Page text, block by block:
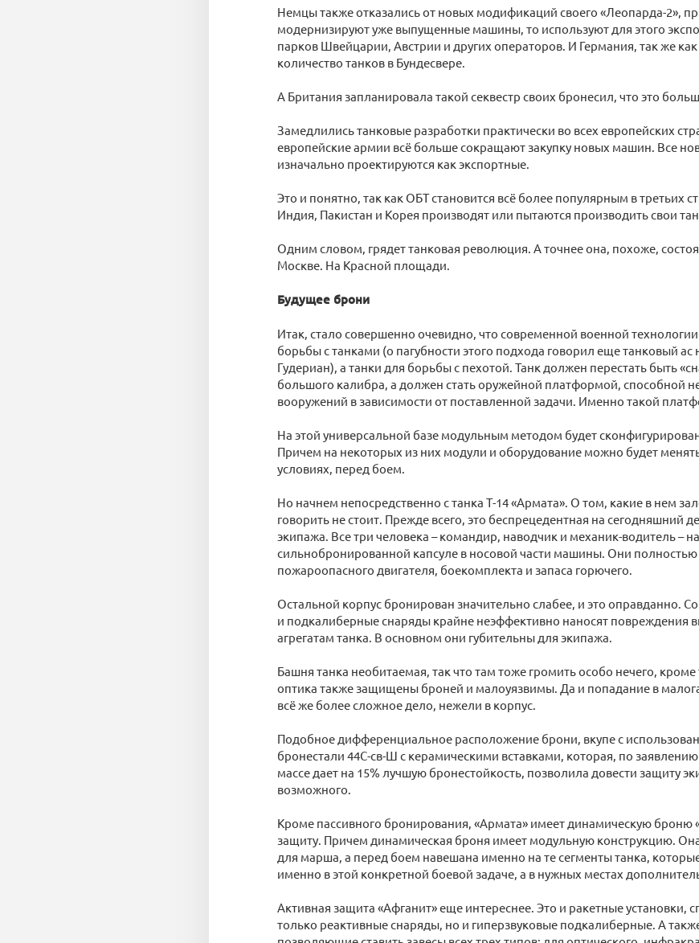
Немцы также отказались от новых модификаций своего «Леопарда-2»,
модернизируют уже выпущенные машины, то используют для этого
парков Швейцарии, Австрии и других операторов. И Германия, так же
количество танков в Бундесвере.
А Британия запланировала такой секвестр своих бронесил, что это
Замедлились танковые разработки практически во всех европейских
европейские армии всё больше сокращают закупку новых машин. Все
изначально проектируются как экспортные.
Это и понятно, так как ОБТ становится всё более популярным в третьих
Индия, Пакистан и Корея производят или пытаются производить свои
Одним словом, грядет танковая революция. А точнее она, похоже,
Москве. На Красной площади.
Будущее брони
Итак, стало совершенно очевидно, что современной военной
борьбы с танками (о пагубности этого подхода говорил еще танковый ас
Гудериан), а танки для борьбы с пехотой. Танк должен перестать быть
большого калибра, а должен стать оружейной платформой, способной
вооружений в зависимости от поставленной задачи. Именно такой
На этой универсальной базе модульным методом будет
Причем на некоторых из них модули и оборудование можно будет
условиях, перед боем.
Но начнем непосредственно с танка Т-14 «Армата». О том, какие в нем
говорить не стоит. Прежде всего, это беспрецедентная на сегодняшний
экипажа. Все три человека – командир, наводчик и механик-водитель –
сильнобронированной капсуле в носовой части машины. Они
пожароопасного двигателя, боекомплекта и запаса горючего.
Остальной корпус бронирован значительно слабее, и это оправданно.
и подкалиберные снаряды крайне неэффективно наносят повреждения
агрегатам танка. В основном они губительны для экипажа.
Башня танка необитаемая, так что там тоже громить особо нечего,
оптика также защищены броней и малоуязвимы. Да и попадание в
всё же более сложное дело, нежели в корпус.
Подобное дифференциальное расположение брони, вкупе с
бронестали 44С-св-Ш с керамическими вставками, которая, по
массе дает на 15% лучшую бронестойкость, позволила довести защиту
возможного.
Кроме пассивного бронирования, «Армата» имеет динамическую броню
защиту. Причем динамическая броня имеет модульную конструкцию.
для марша, а перед боем навешана именно на те сегменты танка,
именно в этой конкретной боевой задаче, а в нужных местах
Активная защита «Афганит» еще интереснее. Это и ракетные установки,
только реактивные снаряды, но и гиперзвуковые подкалиберные. А